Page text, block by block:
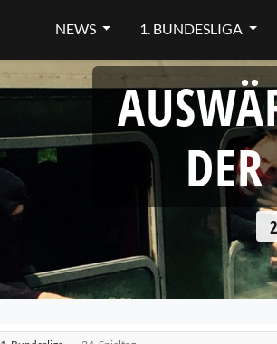
NEWS 1. BUNDESLIGA